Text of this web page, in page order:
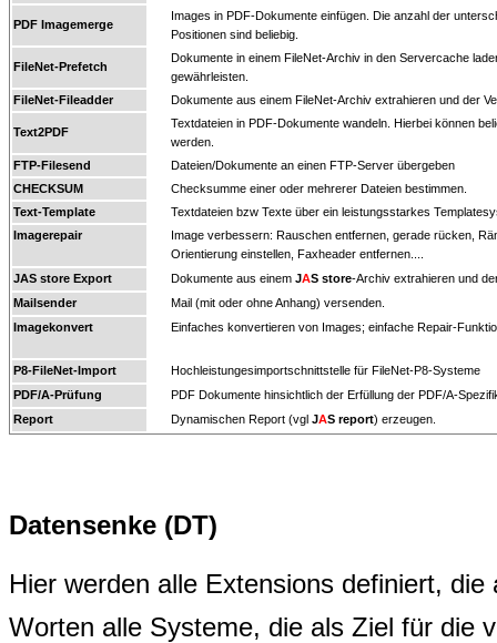
PDF Imagemerge
Images in PDF-Dokumente einfügen. Die anzahl der
Positionen sind beliebig.
FileNet-Prefetch
Dokumente in einem FileNet-Archiv in den Servercache
gewährleisten.
FileNet-Fileadder
Dokumente aus einem FileNet-Archiv extrahieren und der
Text2PDF
Textdateien in PDF-Dokumente wandeln. Hierbei können
werden.
FTP-Filesend
Dateien/Dokumente an einen FTP-Server übergeben
CHECKSUM
Checksumme einer oder mehrerer Dateien bestimmen.
Text-Template
Textdateien bzw Texte über ein leistungsstarkes
Imagerepair
Image verbessern: Rauschen entfernen, gerade rücken,
Orientierung einstellen, Faxheader entfernen....
JAS store Export
Dokumente aus einem JAS store-Archiv extrahieren und
Mailsender
Mail (mit oder ohne Anhang) versenden.
Imagekonvert
Einfaches konvertieren von Images; einfache Repair-
P8-FileNet-Import
Hochleistungesimportschnittstelle für FileNet-P8-Systeme
PDF/A-Prüfung
PDF Dokumente hinsichtlich der Erfüllung der PDF/A-
Report
Dynamischen Report (vgl JAS report) erzeugen.
Datensenke (DT)
Hier werden alle Extensions definiert,
Worten alle Systeme, die als Ziel für die